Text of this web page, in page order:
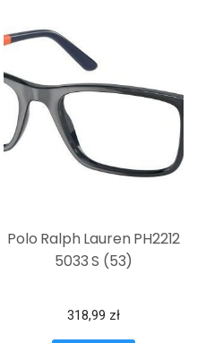
Polo Ralph Lauren PH2212
5033 S (53)
318,99 zł